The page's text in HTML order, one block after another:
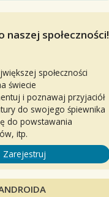
naszej społeczności!
społeczności
świecie
i poznawaj przyjaciół
do swojego śpiewnika
do powstawania
itp.
Zarejestruj